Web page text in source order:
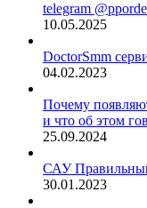
telegram
10.05.2025
DoctorSmm
04.02.2023
Почему
и что об этом
25.09.2024
САУ
30.01.2023